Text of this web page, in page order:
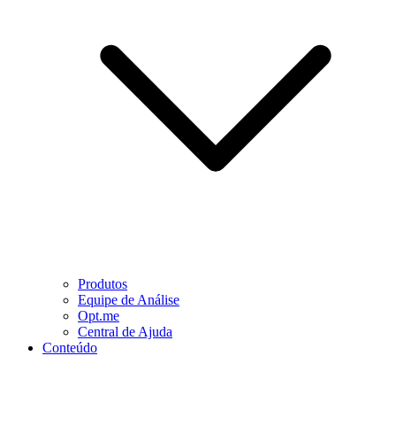
Produtos
Equipe de Análise
Opt.me
Central de Ajuda
Conteúdo